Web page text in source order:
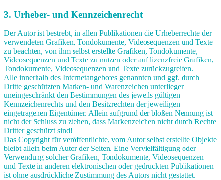
3. Urheber- und Kennzeichenrecht
Der Autor ist bestrebt, in allen Publikationen die Urheberrechte der
verwendeten Grafiken, Tondokumente, Videosequenzen und Texte
zu beachten, von ihm selbst erstellte Grafiken, Tondokumente,
Videosequenzen und Texte zu nutzen oder auf lizenzfreie Grafiken,
Tondokumente, Videosequenzen und Texte zurückzugreifen.
Alle innerhalb des Internetangebotes genannten und ggf. durch
Dritte geschützten Marken- und Warenzeichen unterliegen
uneingeschränkt den Bestimmungen des jeweils gültigen
Kennzeichenrechts und den Besitzrechten der jeweiligen
eingetragenen Eigentümer. Allein aufgrund der bloßen Nennung ist
nicht der Schluss zu ziehen, dass Markenzeichen nicht durch Rechte
Dritter geschützt sind!
Das Copyright für veröffentlichte, vom Autor selbst erstellte Objekte
bleibt allein beim Autor der Seiten. Eine Vervielfältigung oder
Verwendung solcher Grafiken, Tondokumente, Videosequenzen
und Texte in anderen elektronischen oder gedruckten Publikationen
ist ohne ausdrückliche Zustimmung des Autors nicht gestattet.